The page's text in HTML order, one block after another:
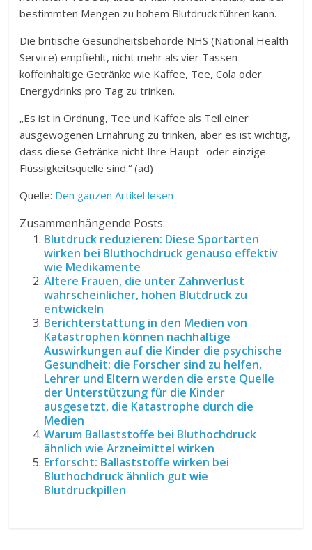
bestimmten Mengen zu hohem Blutdruck führen kann.
Die britische Gesundheitsbehörde NHS (National Health
Service) empfiehlt, nicht mehr als vier Tassen
koffeinhaltige Getränke wie Kaffee, Tee, Cola oder
Energydrinks pro Tag zu trinken.
„Es ist in Ordnung, Tee und Kaffee als Teil einer
ausgewogenen Ernährung zu trinken, aber es ist wichtig,
dass diese Getränke nicht Ihre Haupt- oder einzige
Flüssigkeitsquelle sind.“ (ad)
Quelle: Den ganzen Artikel lesen
Zusammenhängende Posts:
Blutdruck reduzieren: Diese Sportarten
wirken bei Bluthochdruck genauso effektiv
wie Medikamente
Ältere Frauen, die unter Zahnverlust
wahrscheinlicher, hohen Blutdruck zu
entwickeln
Berichterstattung in den Medien von
Katastrophen können nachhaltige
Auswirkungen auf die Kinder die psychische
Gesundheit: die Forscher sind zu helfen,
Lehrer und Eltern werden die erste Quelle
der Unterstützung für die Kinder
ausgesetzt, die Katastrophe durch die
Medien
Warum Ballaststoffe bei Bluthochdruck
ähnlich wie Arzneimittel wirken
Erforscht: Ballaststoffe wirken bei
Bluthochdruck ähnlich gut wie
Blutdruckpillen